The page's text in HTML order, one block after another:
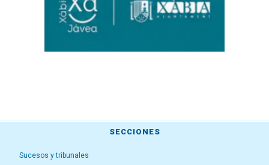
SECCIONES
Sucesos y tribunales